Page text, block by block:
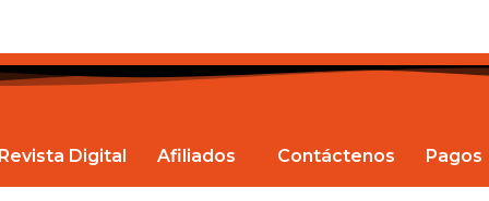
Revista Digital Afiliados Contáctenos Pagos